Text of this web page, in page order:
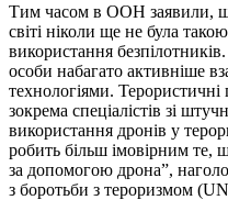
Тим часом в ООН заявили,
світі ніколи ще не була
використання
особи набагато активніше
технологіями. Терористичні
зокрема спеціалістів зі
використання дронів у
робить більш імовірним те,
за допомогою дрона”,
з боротьби з тероризмом